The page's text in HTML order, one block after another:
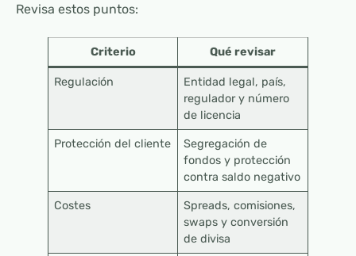
Revisa estos puntos:
Criterio Qué revisar
Regulación
Entidad legal, país,
regulador y número
de licencia
Protección del cliente
Segregación de
fondos y protección
contra saldo negativo
Costes
Spreads, comisiones,
swaps y conversión
de divisa